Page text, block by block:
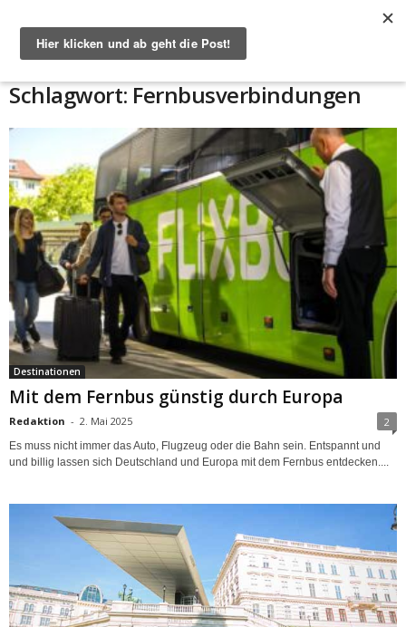
Schlagwort: Fernbusverbindungen
Destinationen
Mit dem Fernbus günstig durch Europa
Redaktion - 2. Mai 2025 2
Es muss nicht immer das Auto, Flugzeug oder die Bahn sein. Entspannt und
und billig lassen sich Deutschland und Europa mit dem Fernbus entdecken....